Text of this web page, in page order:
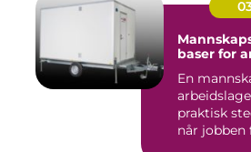
baser for
En
praktisk
når jobben